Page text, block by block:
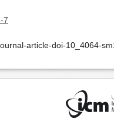
7
article-doi-10_4064-